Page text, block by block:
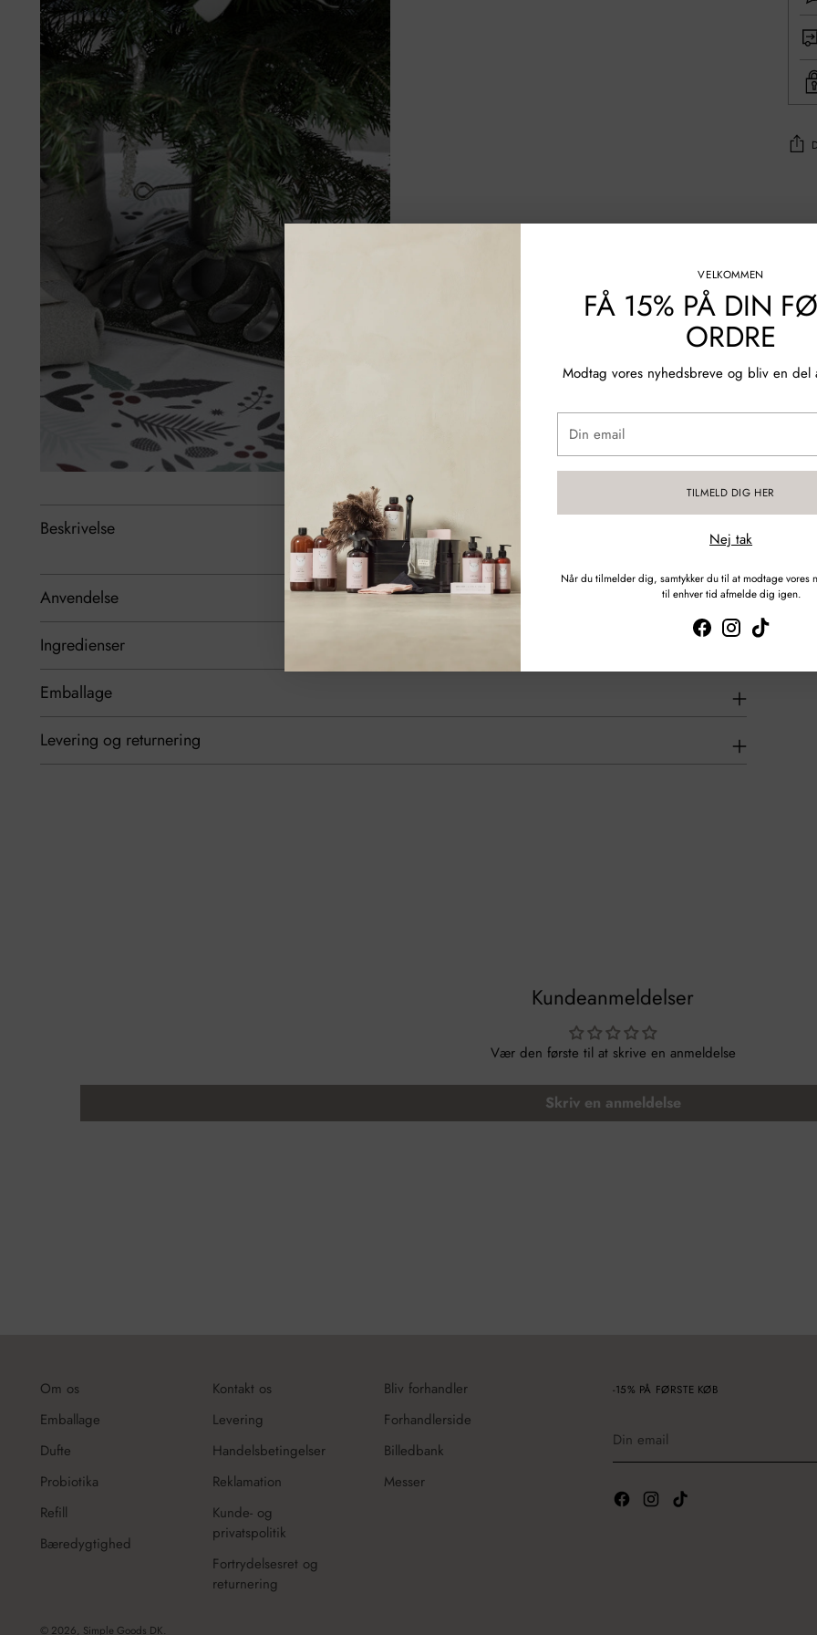
VELKOMMEN
FÅ 15% PÅ DIN
ORDRE
Modtag vores nyhedsbreve og bliv en del
email
TILMELD DIG HER
Nej tak
Når du tilmelder dig, samtykker du til at modtage vores
til enhver tid afmelde dig igen.
Beskrivelse
Anvendelse
Ingredienser
Emballage
Levering og returnering
Kundeanmeldelser
Vær den første til at skrive en anmeldelse
Skriv en anmeldelse
Om os
Emballage
Dufte
Probiotika
Refill
Bæredygtighed
Kontakt os
Levering
Handelsbetingelser
Reklamation
Kunde- og
privatspolitik
Fortrydelsesret og
returnering
Bliv forhandler
Forhandlerside
Billedbank
Messer
-15% PÅ FØRSTE KØB
email
© 2026, Simple Goods DK.